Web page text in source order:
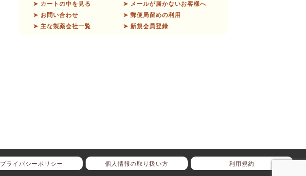
➤ カートの中を見る
➤ お問い合わせ
➤ 主な製薬会社一覧
➤ メールが届かないお客様へ
➤ 郵便局留めの利用
➤ 新規会員登録
プライバシーポリシー 個人情報の取り扱い方 利用規約